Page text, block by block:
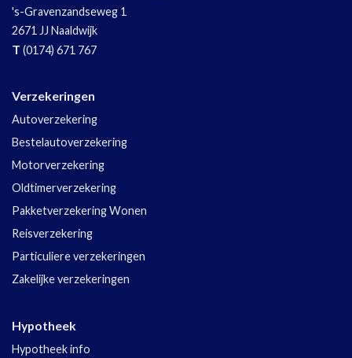
's-Gravenzandseweg 1
2671 JJ Naaldwijk
T (0174) 671 767
Verzekeringen
Autoverzekering
Bestelautoverzekering
Motorverzekering
Oldtimerverzekering
Pakketverzekering Wonen
Reisverzekering
Particuliere verzekeringen
Zakelijke verzekeringen
Hypotheek
Hypotheek info